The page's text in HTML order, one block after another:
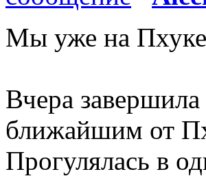
Мы уже на
Вчера
ближайшим от
Прогулялась в